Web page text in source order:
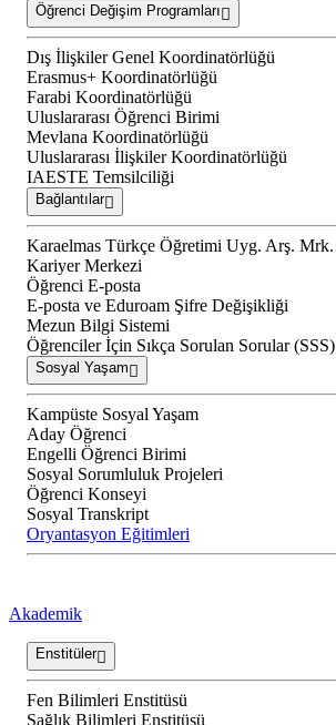
Öğrenci Değişim Programları
Dış İlişkiler Genel Koordinatörlüğü
Erasmus+ Koordinatörlüğü
Farabi Koordinatörlüğü
Uluslararası Öğrenci Birimi
Mevlana Koordinatörlüğü
Uluslararası İlişkiler Koordinatörlüğü
IAESTE Temsilciliği
Bağlantılar
Karaelmas Türkçe Öğretimi Uyg. Arş. Mrk.
Kariyer Merkezi
Öğrenci E-posta
E-posta ve Eduroam Şifre Değişikliği
Mezun Bilgi Sistemi
Öğrenciler İçin Sıkça Sorulan Sorular (SSS)
Sosyal Yaşam
Kampüste Sosyal Yaşam
Aday Öğrenci
Engelli Öğrenci Birimi
Sosyal Sorumluluk Projeleri
Öğrenci Konseyi
Sosyal Transkript
Oryantasyon Eğitimleri
Akademik
Enstitüler
Fen Bilimleri Enstitüsü
Sağlık Bilimleri Enstitüsü